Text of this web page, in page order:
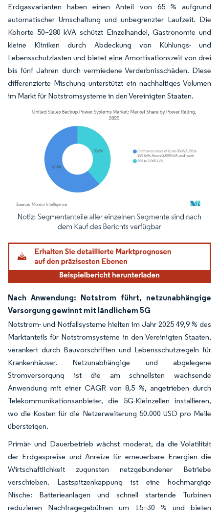
Erdgasvarianten haben einen Anteil von 65 % aufgrund
automatischer Umschaltung und unbegrenzter Laufzeit. Die
Kohorte 50–280 kVA schützt Einzelhandel, Gastronomie und
kleine Kliniken durch Abdeckung von Kühlungs- und
Lebensschutzlasten und bietet eine Amortisationszeit von drei
bis fünf Jahren durch vermiedene Verderbnisschäden. Diese
differenzierte Mischung unterstützt ein nachhaltiges Volumen
im Markt für Notstromsysteme in den Vereinigten Staaten.
Bild © Mordor Intelligence. Wiederverwendung erfordert Namensnennung
Nach Anwendung: Notstrom führt, netzunabhängige
Versorgung gewinnt mit ländlichem 5G
Notstrom- und Notfallsysteme hielten im Jahr 2025 49,9 % des
Marktanteils für Notstromsysteme in den Vereinigten Staaten,
verankert durch Bauvorschriften und Lebensschutzregeln für
Krankenhäuser. Netzunabhängige und abgelegene
Stromversorgung ist die am schnellsten wachsende
Anwendung mit einer CAGR von 8,5 %, angetrieben durch
Telekommunikationsanbieter, die 5G-Kleinzellen installieren,
wo die Kosten für die Netzerweiterung 50.000 USD pro Meile
übersteigen.
Primär- und Dauerbetrieb wächst moderat, da die Volatilität
der Erdgaspreise und Anreize für erneuerbare Energien die
Wirtschaftlichkeit zugunsten netzgebundener Betriebe
verschieben. Lastspitzenkappung ist eine hochmargige
Nische: Batterieanlagen und schnell startende Turbinen
reduzieren Nachfragegebühren um 15–30 % und bieten